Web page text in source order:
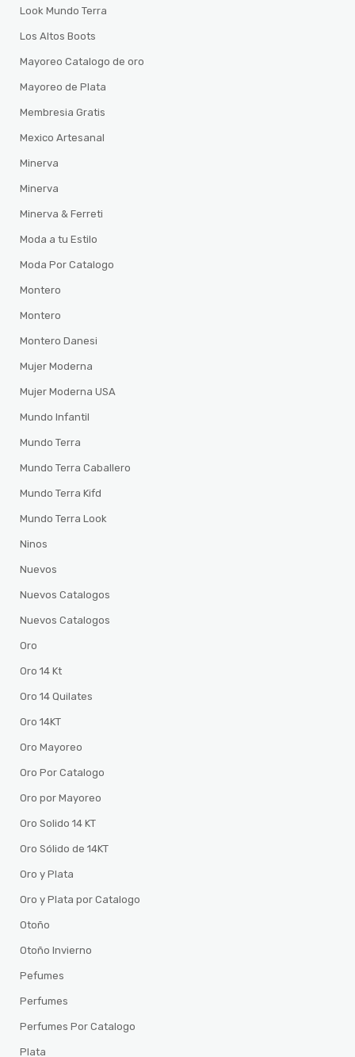
Look Mundo Terra
Los Altos Boots
Mayoreo Catalogo de oro
Mayoreo de Plata
Membresia Gratis
Mexico Artesanal
Minerva
Minerva
Minerva & Ferreti
Moda a tu Estilo
Moda Por Catalogo
Montero
Montero
Montero Danesi
Mujer Moderna
Mujer Moderna USA
Mundo Infantil
Mundo Terra
Mundo Terra Caballero
Mundo Terra Kifd
Mundo Terra Look
Ninos
Nuevos
Nuevos Catalogos
Nuevos Catalogos
Oro
Oro 14 Kt
Oro 14 Quilates
Oro 14KT
Oro Mayoreo
Oro Por Catalogo
Oro por Mayoreo
Oro Solido 14 KT
Oro Sólido de 14KT
Oro y Plata
Oro y Plata por Catalogo
Otoño
Otoño Invierno
Pefumes
Perfumes
Perfumes Por Catalogo
Plata